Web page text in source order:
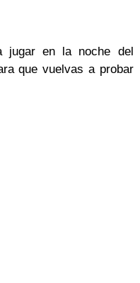
jugar en la noche del
que vuelvas a probar